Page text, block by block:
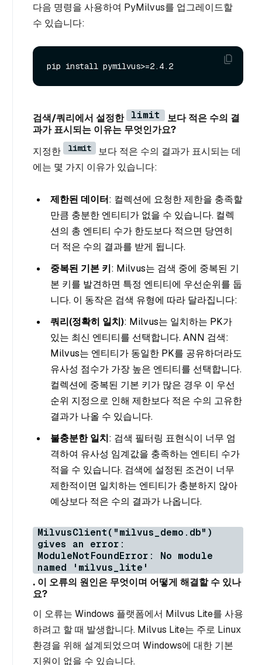
다음 명령을 사용하여 PyMilvus를 업그레이드할
수 있습니다:
검색/쿼리에서 설정한 limit
보다 적은 수의 결
과가 표시되는 이유는 무엇인가요?
지정한
limit
보다 적은 수의 결과가 표시되는 데
에는 몇 가지 이유가 있습니다:
제한된 데이터: 컬렉션에 요청한 제한을 충족할
만큼 충분한 엔티티가 없을 수 있습니다. 컬렉
션의 총 엔티티 수가 한도보다 적으면 당연히
더 적은 수의 결과를 받게 됩니다.
중복된 기본 키: Milvus는 검색 중에 중복된 기
본 키를 발견하면 특정 엔티티에 우선순위를 둡
니다. 이 동작은 검색 유형에 따라 달라집니다:
쿼리(정확히 일치): Milvus는 일치하는 PK가
있는 최신 엔티티를 선택합니다. ANN 검색:
Milvus는 엔티티가 동일한 PK를 공유하더라도
유사성 점수가 가장 높은 엔티티를 선택합니다.
컬렉션에 중복된 기본 키가 많은 경우 이 우선
순위 지정으로 인해 제한보다 적은 수의 고유한
결과가 나올 수 있습니다.
불충분한 일치: 검색 필터링 표현식이 너무 엄
격하여 유사성 임계값을 충족하는 엔티티 수가
적을 수 있습니다. 검색에 설정된 조건이 너무
제한적이면 일치하는 엔티티가 충분하지 않아
예상보다 적은 수의 결과가 나옵니다.
MilvusClient("milvus_demo.db")
gives an error:
ModuleNotFoundError: No module
named 'milvus_lite'
. 이 오류의 원인은 무엇이며 어떻게 해결할 수 있나
요?
이 오류는 Windows 플랫폼에서 Milvus Lite를 사용
하려고 할 때 발생합니다. Milvus Lite는 주로 Linux
환경을 위해 설계되었으며 Windows에 대한 기본
지원이 없을 수 있습니다.